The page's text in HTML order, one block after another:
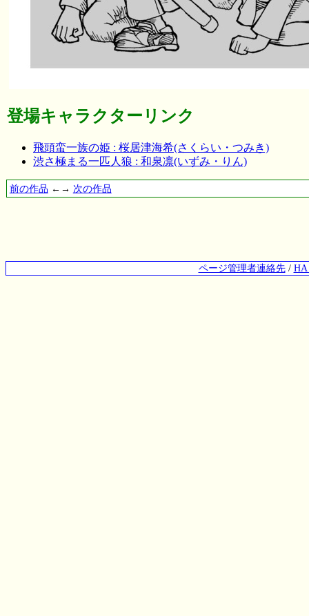
登場キャラクターリンク
飛頭蛮一族の姫 : 桜居津海希(さくらい・つみき)
渋さ極まる一匹人狼 : 和泉凛(いずみ・りん)
前の作品 ←→ 次の作品
ページ管理者連絡先/ HA